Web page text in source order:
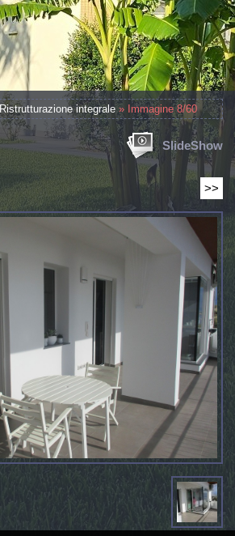
Ristrutturazione integrale » Immagine 8/60
SlideShow
>>